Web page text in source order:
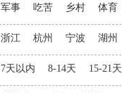
军事 吃苦 乡村 体育
浙江 杭州 宁波 湖州
7天以内 8-14天 15-21天